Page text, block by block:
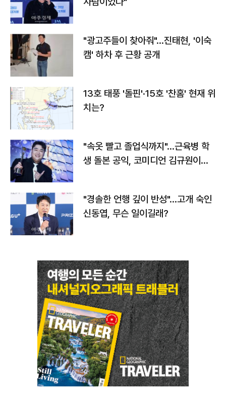
"광고주들이 찾아줘"…진태현, '이숙
캠' 하차 후 근황 공개
13호 태풍 '돌핀'·15호 '찬홈' 현재 위
치는?
"속옷 빨고 졸업식까지"…근육병 학
생 돌본 공익, 코미디언 김규원이었
"경솔한 언행 깊이 반성"…고개 숙인
신동엽, 무슨 일이길래?